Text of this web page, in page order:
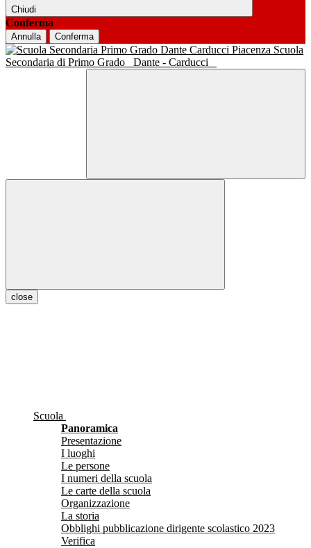
Chiudi
Conferma
Annulla Conferma
Scuola
Secondaria di Primo Grado
Dante - Carducci
close
Scuola
Panoramica
Presentazione
I luoghi
Le persone
I numeri della scuola
Le carte della scuola
Organizzazione
La storia
Obblighi pubblicazione dirigente scolastico 2023
Verifica